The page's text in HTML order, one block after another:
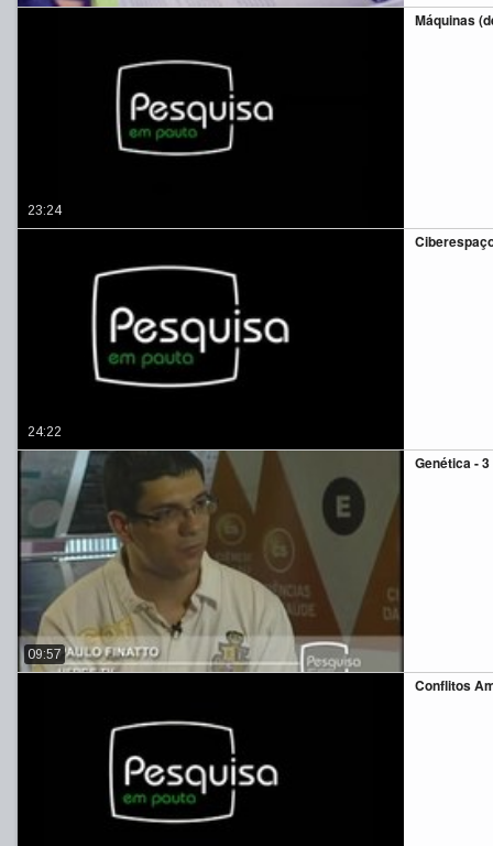
Máquinas
23:24
24:22
Genética - 3
09:57
Conflitos